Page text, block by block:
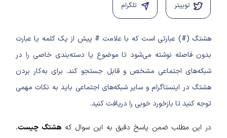
توییتر تلگرام
هشتگ (#) عبارتی است که با علامت # پیش از یک کلمه یا عبارت
بدون فاصله نوشته می‌شود تا موضوع یا دسته‌بندی خاصی را در
شبکه‌های اجتماعی مشخص و قابل جستجو کند. برای به‌کار بردن
هشتگ در اینستاگرام و سایر شبکه‌های اجتماعی باید به نکات مهمی
توجه کنید تا بازخورد خوبی را دریافت کنید.
در این مطلب ضمن پاسخ دقیق به این سوال که هشتگ چیست،